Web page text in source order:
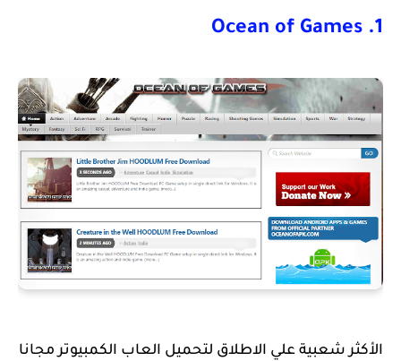
1. Ocean of Games
الأكثر شعبية علي الاطلاق لتحميل العاب الكمبيوتر مجانا